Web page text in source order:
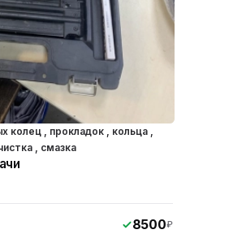
колец , прокладок , кольца ,
, смазка
8500₽